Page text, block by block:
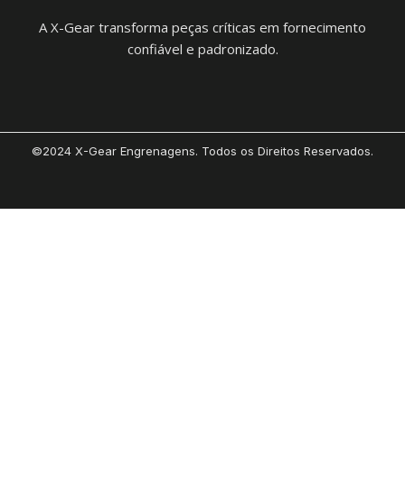
A X-Gear transforma peças críticas em fornecimento
confiável e padronizado.
©2024 X-Gear Engrenagens. Todos os Direitos Reservados.